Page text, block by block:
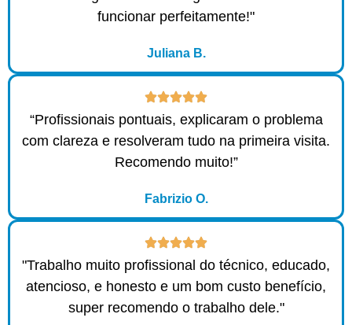
funcionar perfeitamente!"
Juliana B.
“Profissionais pontuais, explicaram o problema
com clareza e resolveram tudo na primeira visita.
Recomendo muito!”
Fabrizio O.
"Trabalho muito profissional do técnico, educado,
atencioso, e honesto e um bom custo benefício,
super recomendo o trabalho dele."